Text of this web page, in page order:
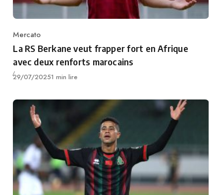
Category
Mercato
La RS Berkane veut frapper fort en Afrique
avec deux renforts marocains
Publié
29/07/20251 min lire